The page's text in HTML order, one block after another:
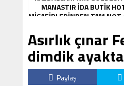
MANASTIR İDA BUTIK
MISAFIRLERINDEN TAM NOT
Asırlık çınar
dimdik ayakta
Paylaş